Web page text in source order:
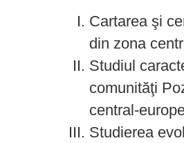
Cartarea şi
din zona
Studiul
comunităţi
central-
Studierea